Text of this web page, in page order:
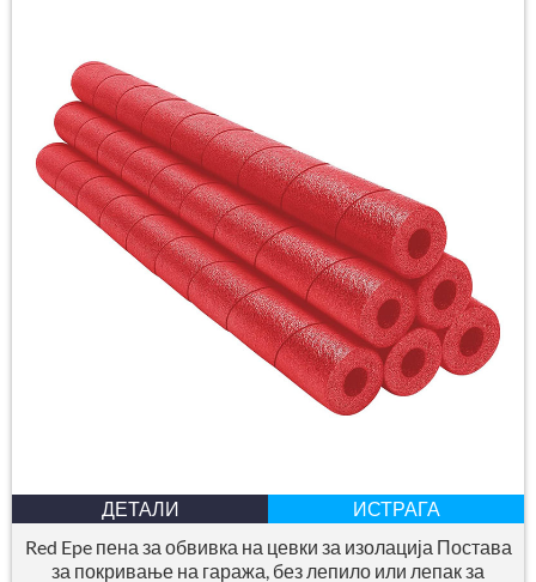
ДЕТАЛИ
ИСТРАГА
Red Epe пена за обвивка на цевки за изолација Постава
за покривање на гаража, без лепило или лепак за